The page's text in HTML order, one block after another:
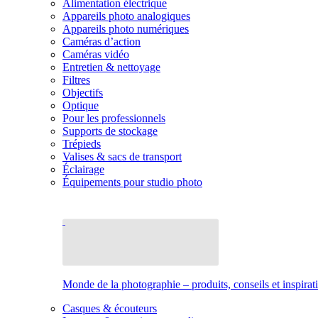
Alimentation électrique
Appareils photo analogiques
Appareils photo numériques
Caméras d’action
Caméras vidéo
Entretien & nettoyage
Filtres
Objectifs
Optique
Pour les professionnels
Supports de stockage
Trépieds
Valises & sacs de transport
Éclairage
Équipements pour studio photo
Monde de la photographie – produits, conseils et
Casques & écouteurs